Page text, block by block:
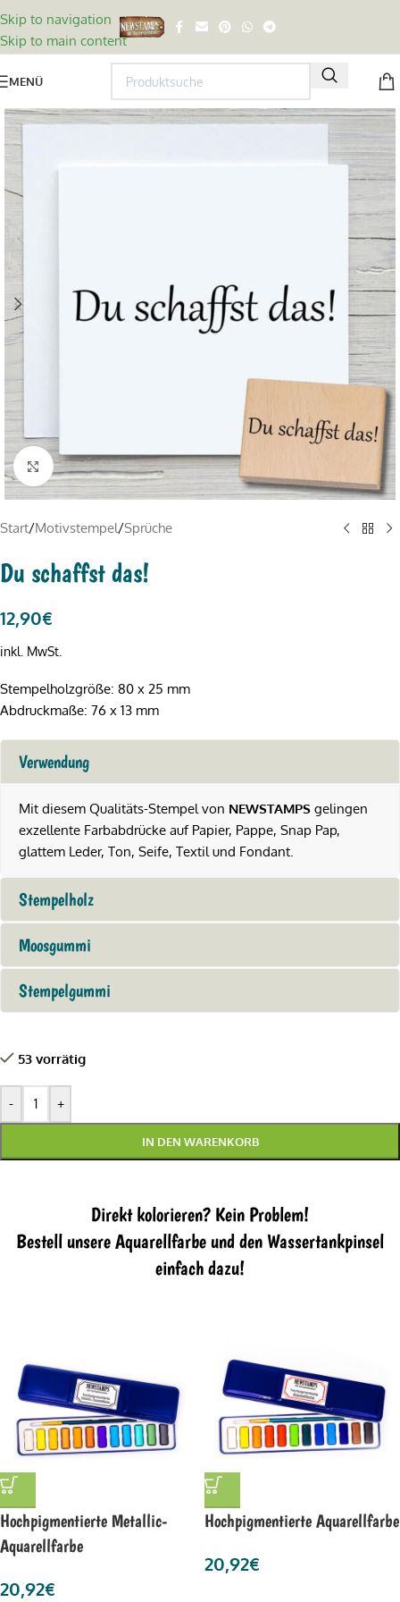
Skip to navigation
Skip to main content
MENÜ
Click to enlarge
Start/Motivstempel/Sprüche
Du schaffst das!
12,90€
inkl. MwSt.
Stempelholzgröße: 80 x 25 mm
Abdruckmaße: 76 x 13 mm
Verwendung
Mit diesem Qualitäts-Stempel von NEWSTAMPS gelingen
exzellente Farbabdrücke auf Papier, Pappe, Snap Pap,
glattem Leder, Ton, Seife, Textil und Fondant.
Stempelholz
Moosgummi
Stempelgummi
53 vorrätig
- +
IN DEN WARENKORB
Direkt kolorieren? Kein Problem!
Bestell unsere Aquarellfarbe und den Wassertankpinsel
einfach dazu!
Hochpigmentierte Metallic-
Aquarellfarbe
20,92€
Hochpigmentierte Aquarellfarbe
20,92€